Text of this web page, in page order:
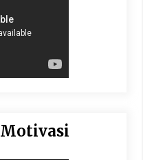
Motivasi